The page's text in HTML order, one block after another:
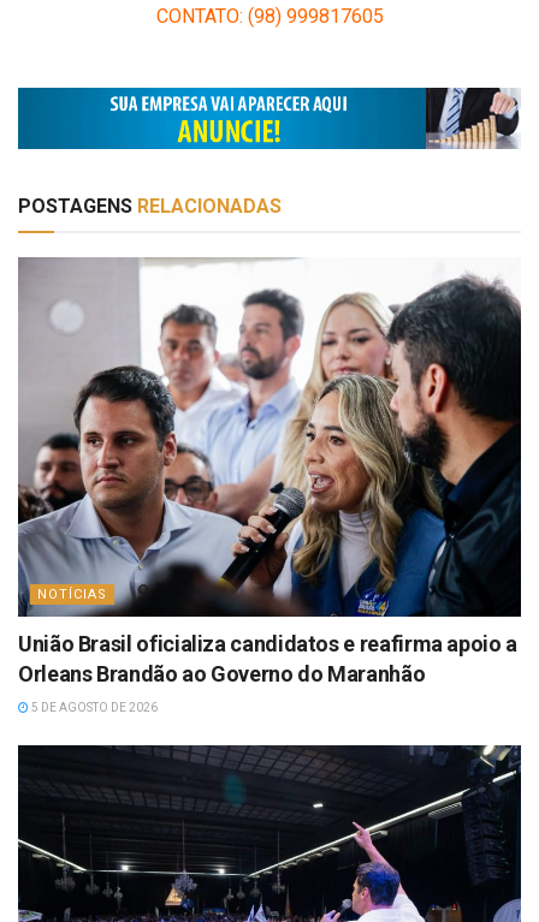
CONTATO: (98) 999817605
POSTAGENS RELACIONADAS
NOTÍCIAS
União Brasil oficializa candidatos e reafirma apoio a
Orleans Brandão ao Governo do Maranhão
5 DE AGOSTO DE 2026